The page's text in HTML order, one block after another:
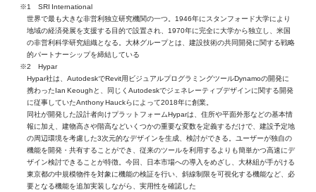
※1 SRI International
世界で最も大きな非営利独立研究機関の一つ。1946年にスタンフォード大学により
地域の経済発展を支援する目的で設置され、1970年に完全に大学から独立し、米国
の非営利科学研究組織となる。大林グループとは、建設技術の共同開発に関する戦略
的パートナーシップを締結している
※2 Hypar
Hypar社は、AutodeskでRevit用ビジュアルプログラミングツールDynamoの開発に
携わったIan Keoughと、同じくAutodeskでジェネレーティブデザインに関する開発
に従事していたAnthony Hauckらによって2018年に創業。
同社が開発した設計者向けプラットフォームHyparは、住所や平面外形などの基本情
報に加え、建物高さや階高などいくつかの重要な変数を定義するだけで、建設予定地
の周辺環境を考慮した3次元的なデザインを生成、検討ができる。ユーザーが独自の
機能を開発・共有することができ、従来のツールを利用するよりも簡単かつ高速にデ
ザイン検討できることが特徴。今回、日本市場への導入をめざし、大林組が手がける
東京都の中規模物件を対象に機能の検証を行い、斜線制限を可視化する機能など、必
要となる機能を追加実装しながら、実用性を確認した